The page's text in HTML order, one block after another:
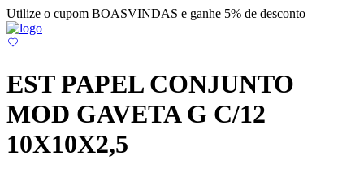
Utilize o cupom BOASVINDAS e ganhe 5% de desconto
EST PAPEL CONJUNTO
MOD GAVETA G C/12
10X10X2,5